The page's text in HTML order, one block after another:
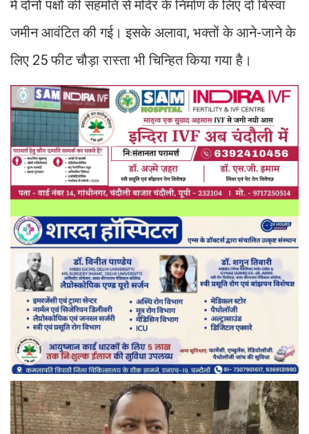
में दोनों पक्षों की सहमति से मंदिर के निर्माण के लिए दो बिस्वा
जमीन आवंटित की गई। इसके अलावा, भक्तों के आने-जाने के
लिए 25 फीट चौड़ा रास्ता भी चिन्हित किया गया है।